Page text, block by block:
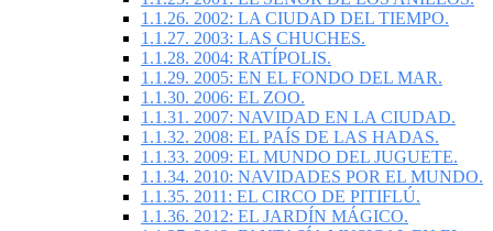
1.1.26. 2002: LA CIUDAD DEL TIEMPO.
1.1.27. 2003: LAS CHUCHES.
1.1.28. 2004: RATÍPOLIS.
1.1.29. 2005: EN EL FONDO DEL MAR.
1.1.30. 2006: EL ZOO.
1.1.31. 2007: NAVIDAD EN LA CIUDAD.
1.1.32. 2008: EL PAÍS DE LAS HADAS.
1.1.33. 2009: EL MUNDO DEL JUGUETE.
1.1.34. 2010: NAVIDADES POR EL MUNDO.
1.1.35. 2011: EL CIRCO DE PITIFLÚ.
1.1.36. 2012: EL JARDÍN MÁGICO.